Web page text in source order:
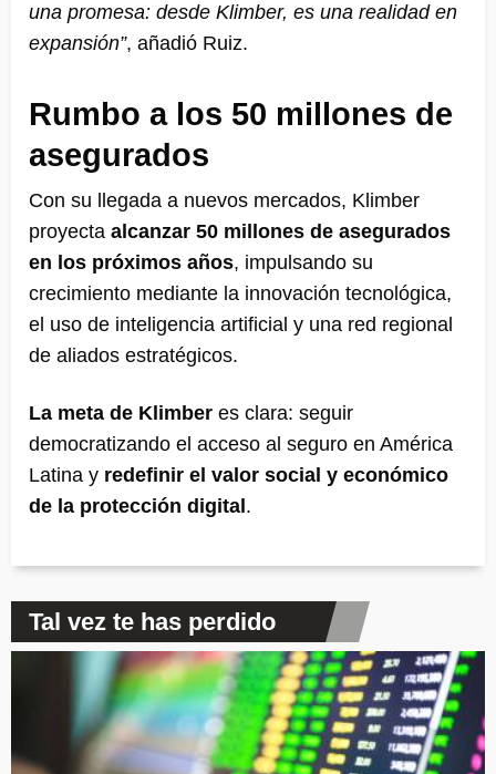
una promesa: desde Klimber, es una realidad en
expansión”, añadió Ruiz.
Rumbo a los 50 millones de
asegurados
Con su llegada a nuevos mercados, Klimber
proyecta alcanzar 50 millones de asegurados
en los próximos años, impulsando su
crecimiento mediante la innovación tecnológica,
el uso de inteligencia artificial y una red regional
de aliados estratégicos.
La meta de Klimber es clara: seguir
democratizando el acceso al seguro en América
Latina y redefinir el valor social y económico
de la protección digital .
Tal vez te has perdido